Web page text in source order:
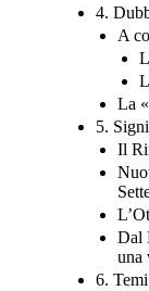
4.
A
La
5.
Il
Dal
una
6.